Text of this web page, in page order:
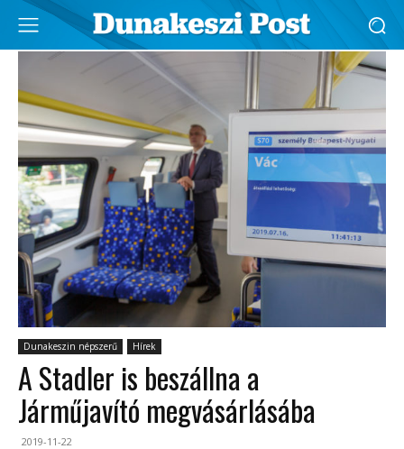
Dunakeszin népszerű Hírek
A Stadler is beszállna a
Járműjavító megvásárlásába
2019-11-22